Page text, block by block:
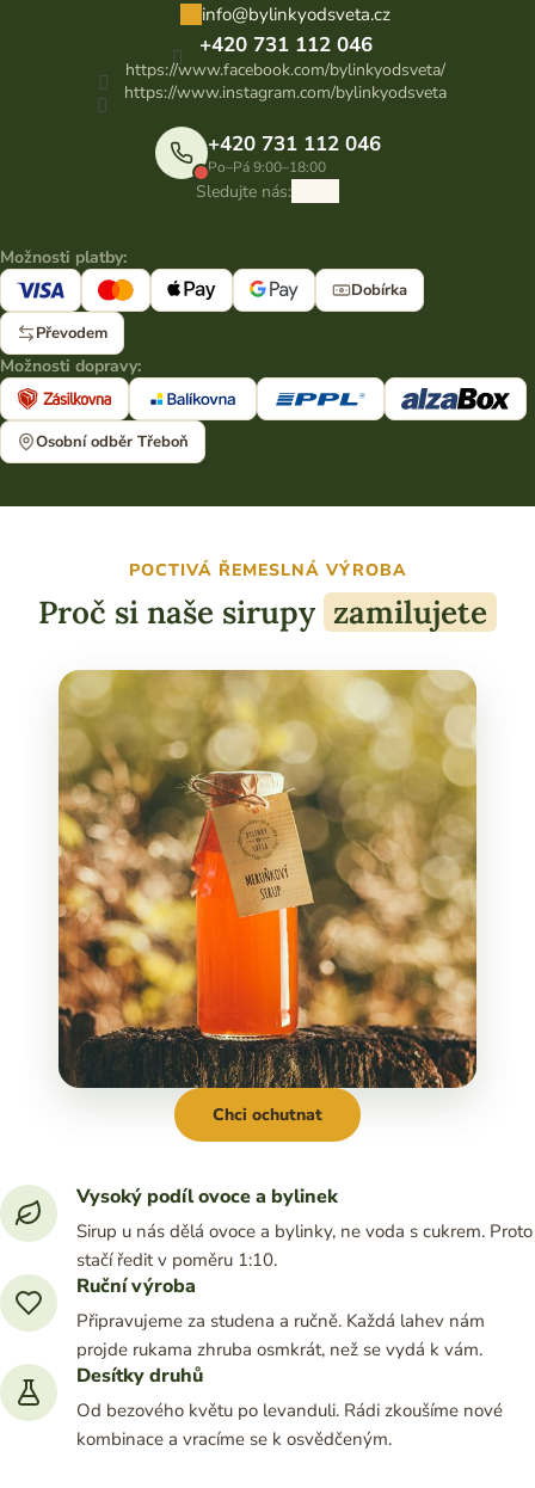
info@bylinkyodsveta.cz
+420 731 112 046
https://www.facebook.com/bylinkyodsveta/
https://www.instagram.com/bylinkyodsveta
+420 731 112 046
Po–Pá 9:00–18:00
Sledujte nás:
Možnosti platby:
Dobírka
Převodem
Možnosti dopravy:
Osobní odběr Třeboň
POCTIVÁ ŘEMESLNÁ VÝROBA
Proč si naše sirupy zamilujete
Vysoký podíl ovoce a bylinek
Sirup u nás dělá ovoce a bylinky, ne voda s cukrem. Proto
stačí ředit v poměru 1:10.
Ruční výroba
Připravujeme za studena a ručně. Každá lahev nám
projde rukama zhruba osmkrát, než se vydá k vám.
Desítky druhů
Od bezového květu po levanduli. Rádi zkoušíme nové
kombinace a vracíme se k osvědčeným.
Chci ochutnat